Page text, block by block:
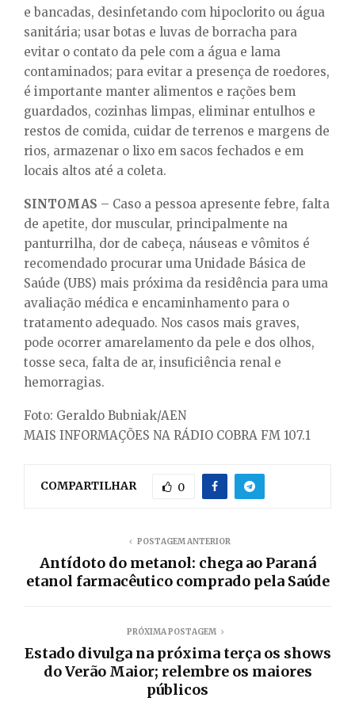
e bancadas, desinfetando com hipoclorito ou água
sanitária; usar botas e luvas de borracha para
evitar o contato da pele com a água e lama
contaminados; para evitar a presença de roedores,
é importante manter alimentos e rações bem
guardados, cozinhas limpas, eliminar entulhos e
restos de comida, cuidar de terrenos e margens de
rios, armazenar o lixo em sacos fechados e em
locais altos até a coleta.
SINTOMAS – Caso a pessoa apresente febre, falta
de apetite, dor muscular, principalmente na
panturrilha, dor de cabeça, náuseas e vômitos é
recomendado procurar uma Unidade Básica de
Saúde (UBS) mais próxima da residência para uma
avaliação médica e encaminhamento para o
tratamento adequado. Nos casos mais graves,
pode ocorrer amarelamento da pele e dos olhos,
tosse seca, falta de ar, insuficiência renal e
hemorragias.
Foto: Geraldo Bubniak/AEN
MAIS INFORMAÇÕES NA RÁDIO COBRA FM 107.1
COMPARTILHAR 0
POSTAGEM ANTERIOR
Antídoto do metanol: chega ao Paraná
etanol farmacêutico comprado pela Saúde
PRÓXIMA POSTAGEM
Estado divulga na próxima terça os shows
do Verão Maior; relembre os maiores
públicos